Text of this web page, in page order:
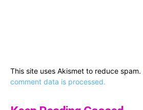
This site uses Akismet to reduce spam.
comment data is processed.